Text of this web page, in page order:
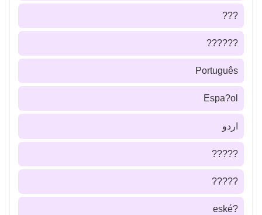
???
??????
Português
Espa?ol
اردو
?????
?????
?eské